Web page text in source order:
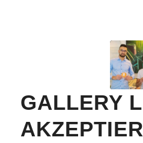
GALLERY